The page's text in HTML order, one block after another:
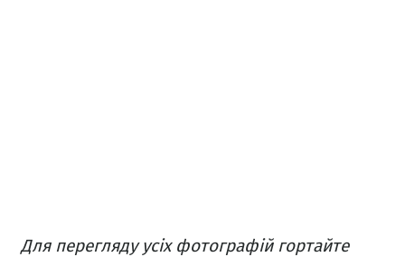
Для перегляду усіх фотографій гортайте